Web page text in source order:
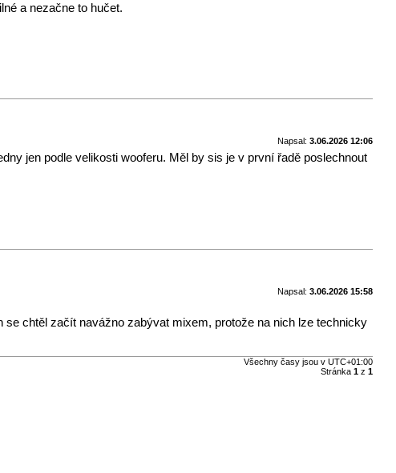
a nezačne to hučet.
Napsal: 3.06.2026 12:06
jen podle velikosti wooferu. Měl by sis je v první řadě poslechnout
Napsal: 3.06.2026 15:58
chtěl začít navážno zabývat mixem, protože na nich lze technicky
Všechny časy jsou v UTC+01:00
Stránka 1z 1